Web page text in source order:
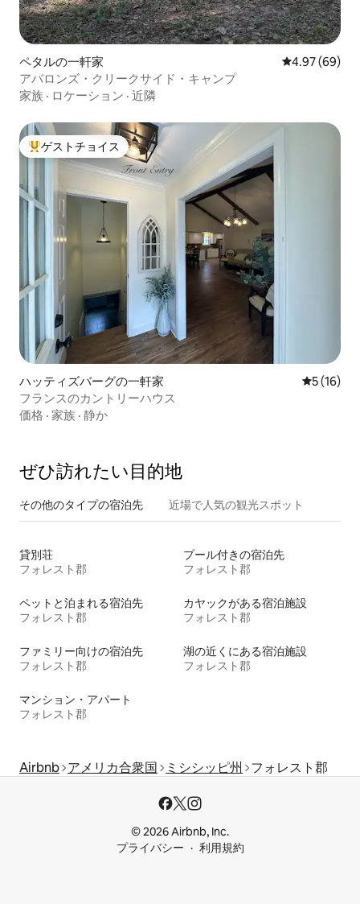
ペタルの一軒家 レビュー69
4.97 (69)
アバロンズ・クリークサイド・キャンプ
家族 · ロケーション · 近隣
大好評のゲストチョイスです。
ゲストチョイス
ハッティズバーグの一軒家 レビュー
5 (16)
フランスのカントリーハウス
価格 · 家族 · 静か
ぜひ訪⁠れ⁠た⁠い目⁠的⁠地
その他のタ⁠イ⁠プ⁠の宿⁠泊⁠先 近場で人気の観光スポット
貸別荘
フォレスト郡
プール付きの宿泊先
フォレスト郡
ペットと泊まれる宿泊先
フォレスト郡
カヤックがある宿泊施設
フォレスト郡
ファミリー向けの宿泊先
フォレスト郡
湖の近くにある宿泊施設
フォレスト郡
マンション・アパート
フォレスト郡
Airbnb アメリカ合衆国 ミシシッピ州 フォレスト郡
© 2026 Airbnb, Inc.
プライバシー
利用規約